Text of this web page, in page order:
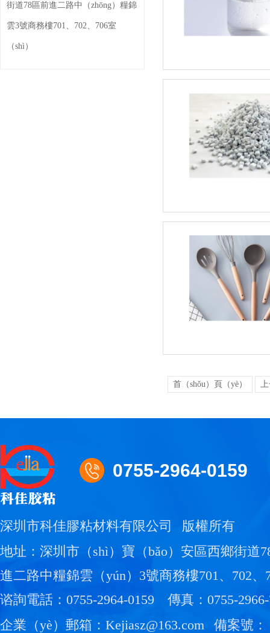
街道78區前進二路中（zhōng）糧錦
雲3號商務樓701、702、706室
（shì）
首（shǒu）頁（yè）
0755-2964-0159
深圳市科佳膠粘材料有限公司
版權所有
地址：深圳市（shì）寶（bǎo）安區西鄉街道
進二路中糧錦雲（yún）3號商務樓701、702、
谘詢電話：0755-2964-0159
傳真：0755-
企業（yè）郵箱：Kejiasz@163.com
備案號：